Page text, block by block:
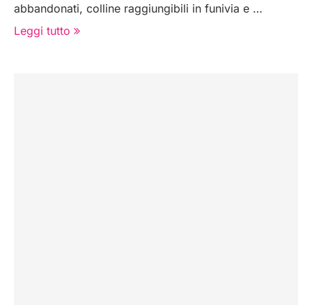
abbandonati, colline raggiungibili in funivia e …
Leggi tutto